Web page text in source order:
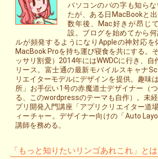
パソコンのパの字も知ら
たが、ある日MacBookと出
数年後、Mac好きが昂じ
設。ブログを始めてから
ルが頻発するようになりAppleの神対応
MacBook Proを持ち運び寝食を共にする。
ッサリ割愛）2014年にはWWDCに行き、自
リース。富士通の最新モバイルスキャナ
リエイターモデルにデザインを提供。趣味
所」お手伝い1号の赤魔道士デザイナー（
る、このwordpressのテーマも自作）。未
プリ開発入門講座「アプリクリエイター道
ィーチャー。デザイナー向けの「Auto
講師を務める。
「もっと知りたいリンゴあれこれ」とは